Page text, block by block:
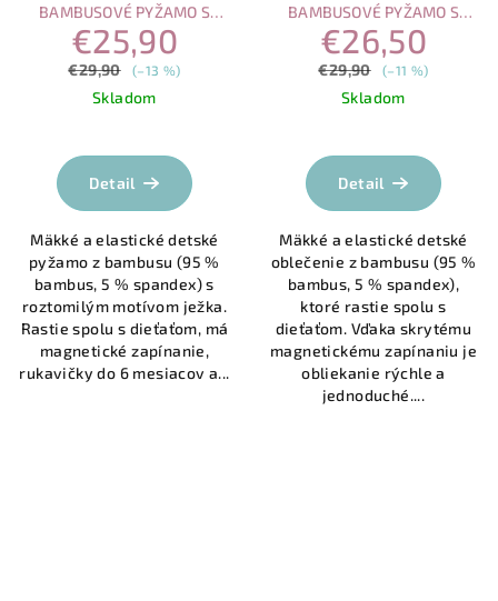
BAMBUSOVÉ PYŽAMO S
MAGNETICKÝM ZAPÍNANÍM –
JEŽKO V LESE
€25,90
€29,90 (–13 %)
Skladom
hodnotenie
produktu
z
5
hviezdičiek.
Detail
Mäkké a elastické detské
pyžamo z bambusu (95 %
bambus, 5 % spandex) s
roztomilým motívom ježka.
Rastie spolu s dieťaťom, má
magnetické zapínanie,
rukavičky do 6 mesiacov a...
BAMBUSOVÉ PYŽAMO S
MAGNETICKÝM ZAPÍNANÍM –
SPIACA SOVA
€26,50
€29,90 (–11 %)
Skladom
hodnotenie
produktu
z
5
hviezdičiek.
Detail
Mäkké a elastické detské
oblečenie z bambusu (95 %
bambus, 5 % spandex),
ktoré rastie spolu s
dieťaťom. Vďaka skrytému
magnetickému zapínaniu je
obliekanie rýchle a
jednoduché....